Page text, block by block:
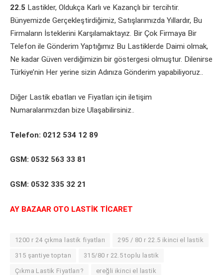
22.5 Lastikler, Oldukça Karlı ve Kazançlı bir tercihtir.
Bünyemizde Gerçekleştirdiğimiz, Satışlarımızda Yıllardır, Bu
Firmaların İsteklerini Karşılamaktayız. Bir Çok Firmaya Bir
Telefon ile Gönderim Yaptığımız Bu Lastiklerde Daimi olmak,
Ne kadar Güven verdiğimizin bir göstergesi olmuştur. Dilenirse
Türkiye’nin Her yerine sizin Adınıza Gönderim yapabiliyoruz..
Diğer Lastik ebatları ve Fiyatları için iletişim
Numaralarımızdan bize Ulaşabilirsiniz..
Telefon: 0212 534 12 89
GSM: 0532 563 33 81
GSM: 0532 335 32 21
AY BAZAAR OTO LASTİK TİCARET
1200 r 24 çıkma lastik fiyatları 295 / 80 r 22.5 ikinci el lastik
315 şantiye toptan 315/80 r 22.5 toplu lastik
Çıkma Lastik Fiyatları? ereğli ikinci el lastik